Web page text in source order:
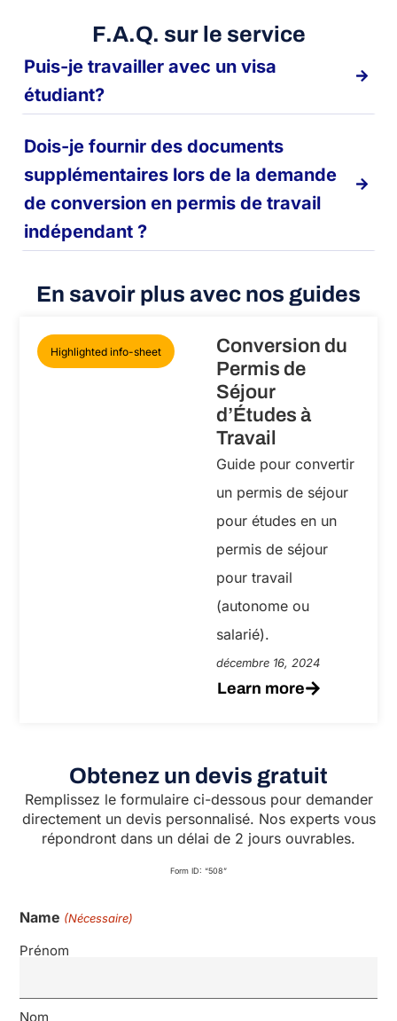
F.A.Q. sur le service
Puis-je travailler avec un visa
étudiant?
Dois-je fournir des documents
supplémentaires lors de la demande
de conversion en permis de travail
indépendant ?
En savoir plus avec nos guides
Highlighted info-sheet
Conversion du
Permis de
Séjour
d’Études à
Travail
Guide pour convertir
un permis de séjour
pour études en un
permis de séjour
pour travail
(autonome ou
salarié).
décembre 16, 2024
Learn more
Obtenez un devis gratuit
Remplissez le formulaire ci-dessous pour demander
directement un devis personnalisé. Nos experts vous
répondront dans un délai de 2 jours ouvrables.
Form ID: “508”
Name (Nécessaire)
Prénom
Nom